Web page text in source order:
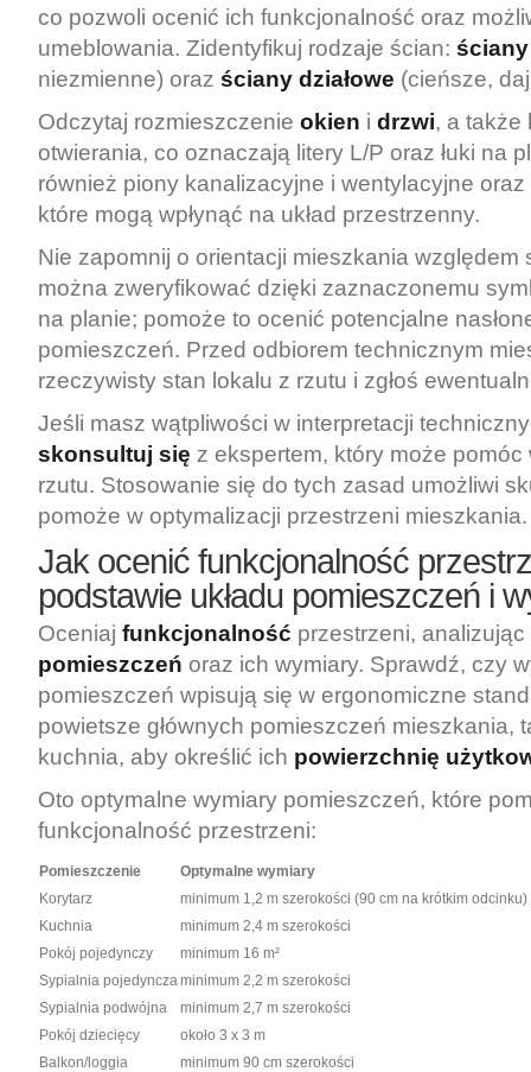
co pozwoli ocenić ich funkcjonalność oraz
umeblowania. Zidentyfikuj rodzaje ścian:
niezmienne) oraz ściany działowe (cieńsze,
Odczytaj rozmieszczenie okien i drzwi, a także
otwierania, co oznaczają litery L/P oraz łuki na
również piony kanalizacyjne i wentylacyjne
które mogą wpłynąć na układ przestrzenny.
Nie zapomnij o orientacji mieszkania względem
można zweryfikować dzięki zaznaczonemu
na planie; pomoże to ocenić potencjalne
pomieszczeń. Przed odbiorem technicznym
rzeczywisty stan lokalu z rzutu i zgłoś
Jeśli masz wątpliwości w interpretacji
skonsultuj się z ekspertem, który może pomóc
rzutu. Stosowanie się do tych zasad umożliwi
pomoże w optymalizacji przestrzeni mieszkania.
Jak ocenić funkcjonalność
podstawie układu pomieszczeń i
Oceniaj funkcjonalność przestrzeni, analizując
pomieszczeń oraz ich wymiary. Sprawdź, czy
pomieszczeń wpisują się w ergonomiczne
powietsze głównych pomieszczeń mieszkania,
kuchnia, aby określić ich powierzchnię
Oto optymalne wymiary pomieszczeń, które
funkcjonalność przestrzeni:
Pomieszczenie
Optymalne wymiary
Korytarz
minimum 1,2 m szerokości (90 cm na krótkim odcinku)
Kuchnia
minimum 2,4 m szerokości
Pokój pojedynczy
minimum 16 m²
Sypialnia pojedynczaminimum 2,2 m szerokości
Sypialnia podwójna
minimum 2,7 m szerokości
Pokój dziecięcy
około 3 x 3 m
Balkon/loggia
minimum 90 cm szerokości